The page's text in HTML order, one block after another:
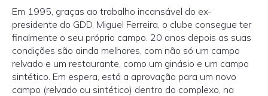
Em 1995, graças ao trabalho incansável do ex-
presidente do GDD, Miguel Ferreira, o clube consegue ter
finalmente o seu próprio campo. 20 anos depois as suas
condições são ainda melhores, com não só um campo
relvado e um restaurante, como um ginásio e um campo
sintético. Em espera, está a aprovação para um novo
campo (relvado ou sintético) dentro do complexo, na